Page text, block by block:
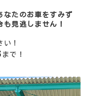
なたのお車をすみず
見逃しません！
！
まで！